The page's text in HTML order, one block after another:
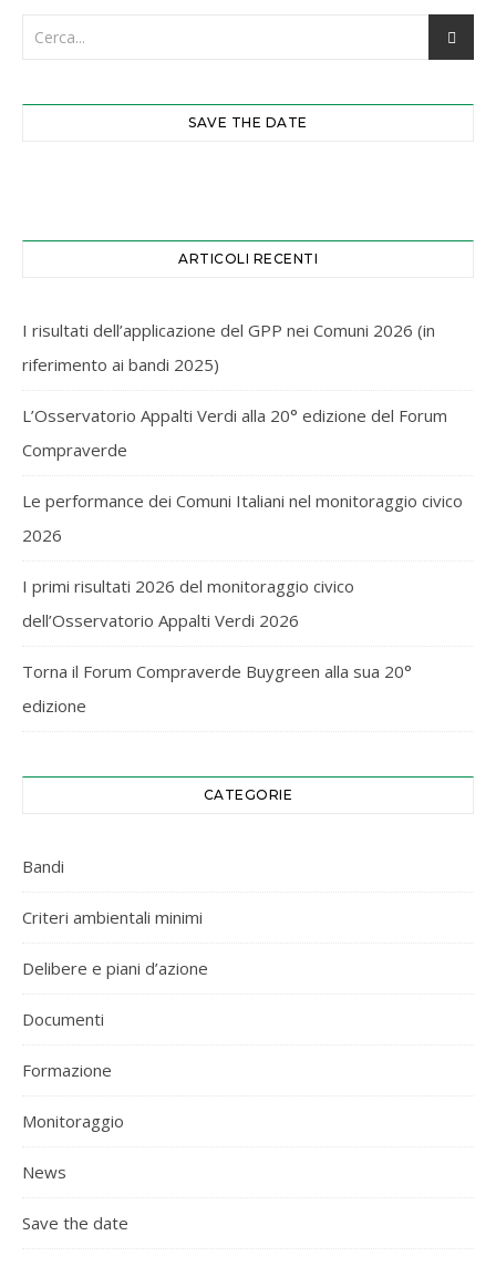
SAVE THE DATE
ARTICOLI RECENTI
I risultati dell’applicazione del GPP nei Comuni 2026 (in
riferimento ai bandi 2025)
L’Osservatorio Appalti Verdi alla 20° edizione del Forum
Compraverde
Le performance dei Comuni Italiani nel monitoraggio civico
2026
I primi risultati 2026 del monitoraggio civico
dell’Osservatorio Appalti Verdi 2026
Torna il Forum Compraverde Buygreen alla sua 20°
edizione
CATEGORIE
Bandi
Criteri ambientali minimi
Delibere e piani d’azione
Documenti
Formazione
Monitoraggio
News
Save the date